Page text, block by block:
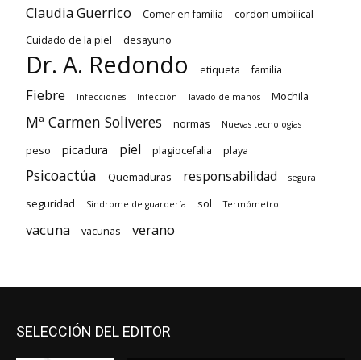
Claudia Guerrico Comer en familia
cordon umbilical
Cuidado de la piel
desayuno
Dr. A. Redondo etiqueta familia
Fiebre Infecciones Infección lavado de manos Mochila
Mª Carmen Soliveres normas Nuevas tecnologias
peso picadura piel plagiocefalia playa
Psicoactúa Quemaduras responsabilidad segura
seguridad Sindrome de guardería sol Termómetro
vacuna vacunas verano
SELECCIÓN DEL EDITOR